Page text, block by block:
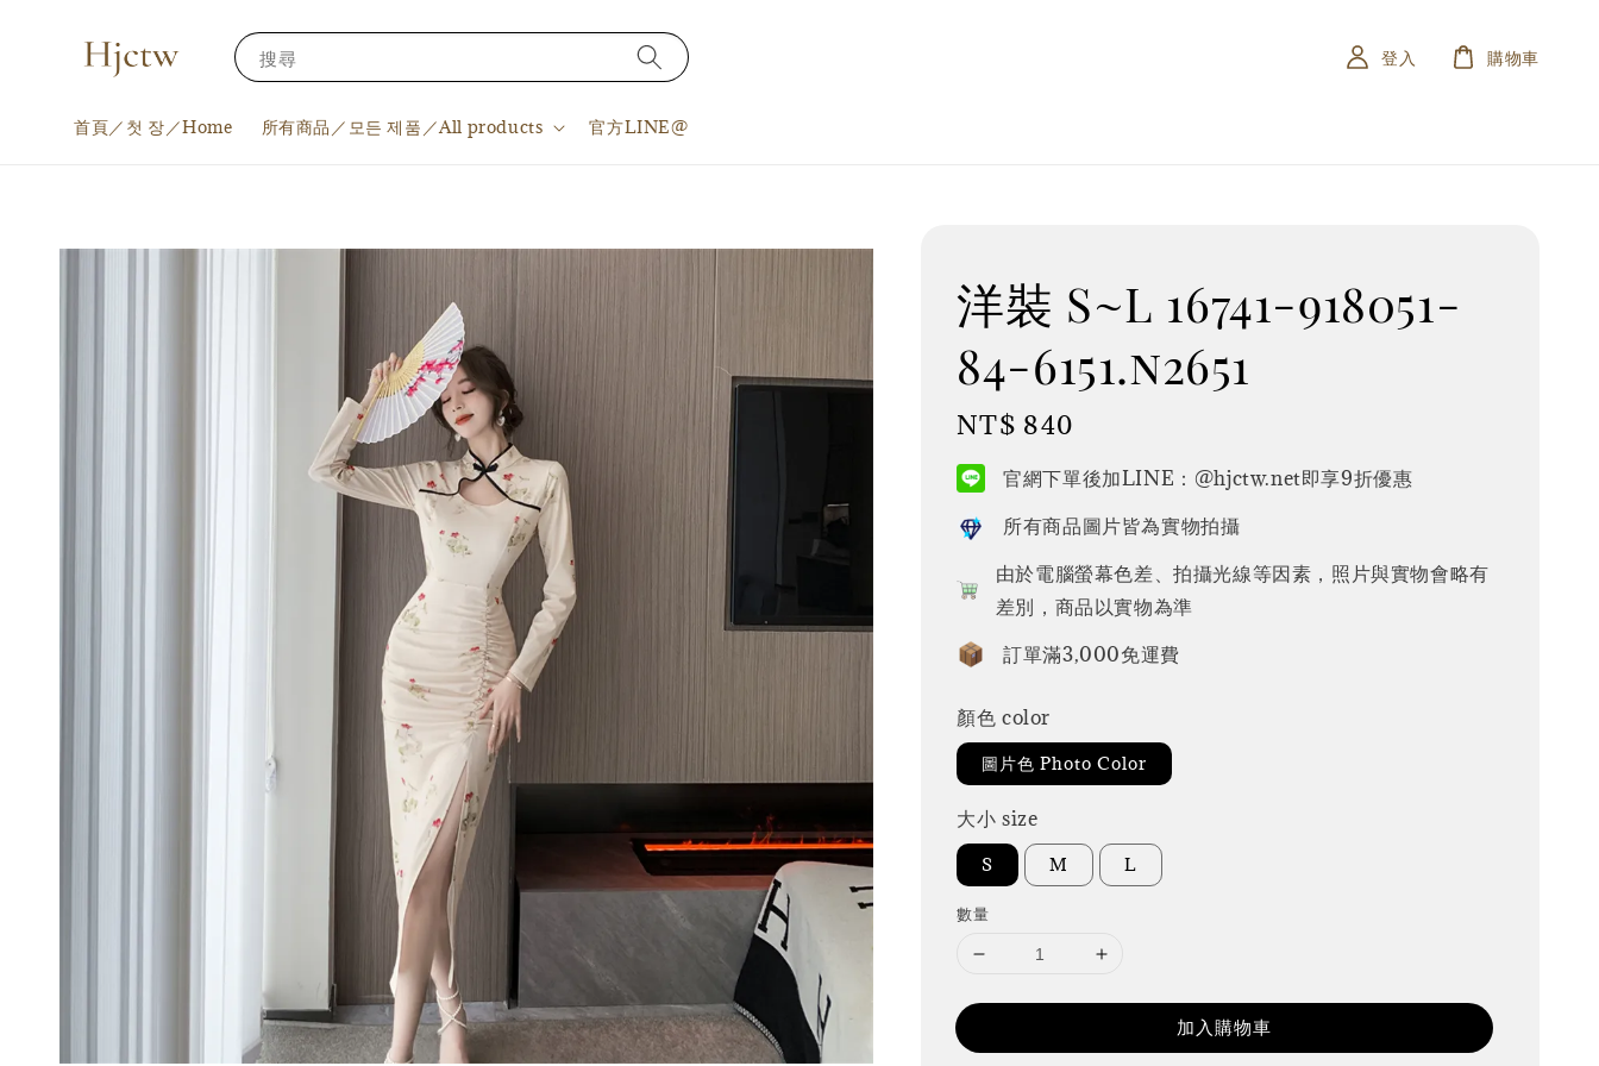
搜尋
首頁／첫 장／Home 所有商品／모든 제품／All products 官方LINE@
登入 購物車
洋裝 S~L 16741-918051-
84-6151.n2651
Regular
price
NT$ 840
官網下單後加LINE：@hjctw.net即享9折優惠
所有商品圖片皆為實物拍攝
由於電腦螢幕色差、拍攝光線等因素，照片與實物會略有
差別，商品以實物為準
訂單滿3,000免運費
顏色 color
圖片色 Photo Color
大小 size
S M L
數量
加入購物車